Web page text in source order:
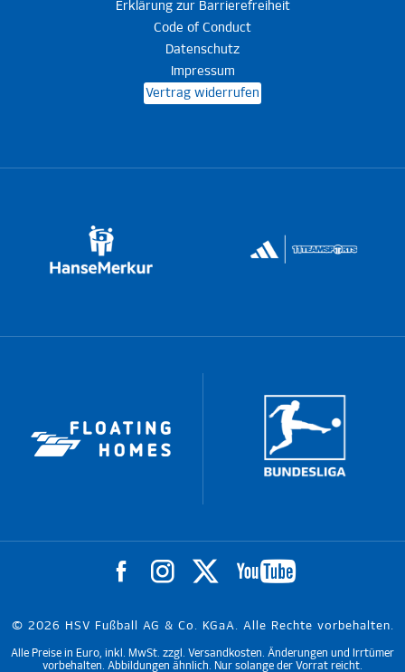
Erklärung zur Barrierefreiheit
Code of Conduct
Datenschutz
Impressum
Vertrag widerrufen
© 2026 HSV Fußball AG & Co. KGaA. Alle Rechte vorbehalten.
Alle Preise in Euro, inkl. MwSt. zzgl. Versandkosten. Änderungen und Irrtümer
vorbehalten. Abbildungen ähnlich. Nur solange der Vorrat reicht.